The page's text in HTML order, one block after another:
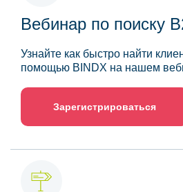
Вебинар по поиску
Узнайте как быстро найти
помощью BINDX на нашем
Зарегистрироваться